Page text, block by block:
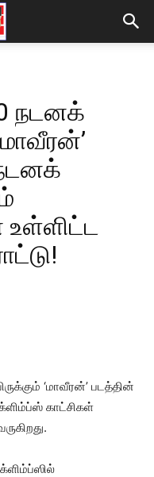
நடனக்
உள்ளிட்ட
‘மாவீரன்’ படத்தின்
காட்சிகள்